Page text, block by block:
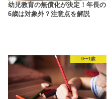
幼児教育の無償化が決定！年長の
6歳は対象外？注意点を解説
0〜1歳